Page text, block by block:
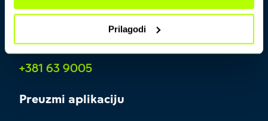
Prilagodi
+381 63 9005
Preuzmi aplikaciju